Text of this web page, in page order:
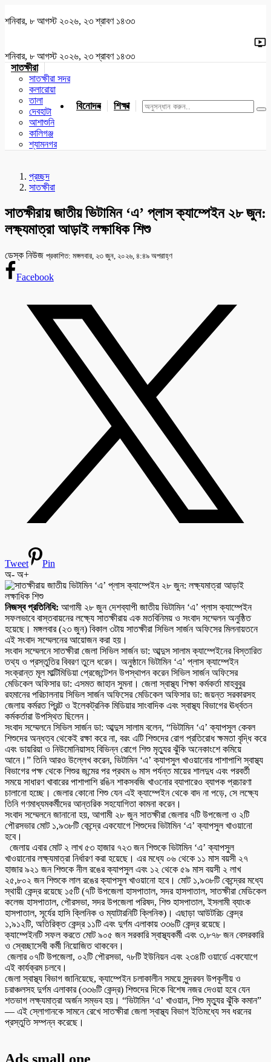
শনিবার, ৮ আগস্ট ২০২৬, ২৩ শ্রাবণ ১৪৩৩
শনিবার, ৮ আগস্ট ২০২৬, ২৩ শ্রাবণ ১৪৩৩
সাতক্ষীরা
সাতক্ষীরা সদর
কলারোয়া
তালা
দেবহাটা
আশাশুনি
কালিগঞ্জ
শ্যামনগর
বিনোদন শিক্ষা খেলাধুলা জাতীয় যশোর
প্রচ্ছদ
সাতক্ষীরা
সাতক্ষীরায় জাতীয় ভিটামিন ‘এ’ প্লাস ক্যাম্পেইন ২৮ জুন:
লক্ষ্যমাত্রা আড়াই লক্ষাধিক শিশু
ডেস্ক নিউজ প্রকাশিত: মঙ্গলবার, ২৩ জুন, ২০২৬, ৪:৪৯ অপরাহ্ণ
Facebook
Tweet
Pin
অ- অ+
নিজস্ব প্রতিনিধি: আগামী ২৮ জুন দেশব্যাপী জাতীয় ভিটামিন ‘এ’ প্লাস ক্যাম্পেইন
সফলভাবে বাস্তবায়নের লক্ষ্যে সাতক্ষীরায় এক মতবিনিময় ও সংবাদ সম্মেলন অনুষ্ঠিত
হয়েছে। মঙ্গলবার (২৩ জুন) বিকাল ৩টায় সাতক্ষীরা সিভিল সার্জন অফিসের মিলনায়তনে
এই সংবাদ সম্মেলনের আয়োজন করা হয়।
সংবাদ সম্মেলনে সাতক্ষীরা জেলা সিভিল সার্জন ডা: আব্দুস সালাম ক্যাম্পেইনের বিস্তারিত
তথ্য ও প্রস্তুতির বিবরণ তুলে ধরেন। অনুষ্ঠানে ভিটামিন ‘এ’ প্লাস ক্যাম্পেইন
সংক্রান্ত মূল মাল্টিমিডিয়া প্রেজেন্টেশন উপস্থাপন করেন সিভিল সার্জন অফিসের
মেডিকেল অফিসার ডা: এসমত জাহান সুমনা। জেলা স্বাস্থ্য শিক্ষা কর্মকর্তা মাহবুবুর
রহমানের পরিচালনায় সিভিল সার্জন অফিসের মেডিকেল অফিসার ডা: জয়ন্ত সরকারসহ
জেলায় কর্মরত প্রিন্ট ও ইলেকট্রনিক মিডিয়ার সাংবাদিক এবং স্বাস্থ্য বিভাগের ঊর্ধ্বতন
কর্মকর্তারা উপস্থিত ছিলেন।
সংবাদ সম্মেলনে সিভিল সার্জন ডা: আব্দুস সালাম বলেন, “ভিটামিন ‘এ’ ক্যাপসুল কেবল
শিশুদের অন্ধত্ব থেকেই রক্ষা করে না, বরং এটি শিশুদের রোগ প্রতিরোধ ক্ষমতা বৃদ্ধি করে
এবং ডায়রিয়া ও নিউমোনিয়াসহ বিভিন্ন রোগে শিশু মৃত্যুর ঝুঁকি অনেকাংশে কমিয়ে
আনে।” তিনি আরও উল্লেখ করেন, ভিটামিন ‘এ’ ক্যাপসুল খাওয়ানোর পাশাপাশি স্বাস্থ্য
বিভাগের পক্ষ থেকে শিশুর জন্মের পর প্রথম ৬ মাস পর্যন্ত মায়ের শালদুধ এবং পরবর্তী
সময়ে সাধারণ খাবারের পাশাপাশি রঙিন শাকসবজি খাওনোর ব্যাপারেও ব্যাপক প্রচারণা
চালানো হচ্ছে। জেলার কোনো শিশু যেন এই ক্যাম্পেইন থেকে বাদ না পড়ে, সে লক্ষ্যে
তিনি গণমাধ্যমকর্মীদের আন্তরিক সহযোগিতা কামনা করেন।
সংবাদ সম্মেলনে জানানো হয়, আগামী ২৮ জুন সাতক্ষীরা জেলার ৭টি উপজেলা ও ২টি
পৌরসভার মোট ১,৯৩৮টি কেন্দ্রে একযোগে শিশুদের ভিটামিন ‘এ’ ক্যাপসুল খাওয়ানো
হবে।
জেলায় এবার মোট ২ লাখ ৫৩ হাজার ৭২৩ জন শিশুকে ভিটামিন ‘এ’ ক্যাপসুল
খাওয়ানোর লক্ষ্যমাত্রা নির্ধারণ করা হয়েছে। এর মধ্যে ০৬ থেকে ১১ মাস বয়সী ২৭
হাজার ৯২১ জন শিশুকে নীল রঙের ক্যাপসুল এবং ১২ থেকে ৫৯ মাস বয়সী ২ লাখ
২৫,৮০২ জন শিশুকে লাল রঙের ক্যাপসুল খাওয়ানো হবে। মোট ১,৯৩৮টি কেন্দ্রের মধ্যে
স্থায়ী কেন্দ্র রয়েছে ১৫টি (৭টি উপজেলা হাসপাতাল, সদর হাসপাতাল, সাতক্ষীরা মেডিকেল
কলেজ হাসপাতাল, পৌরসভা, সদর উপজেলা পরিষদ, শিশু হাসপাতাল, ইসলামী ব্যাংক
হাসপাতাল, সূর্যের হাসি ক্লিনিক ও ম্যাটারনিটি ক্লিনিক)। এছাড়া আউটরিচ কেন্দ্র
১,৯১২টি, অতিরিক্ত কেন্দ্র ১১টি এবং দুর্গম এলাকায় ৩৩৬টি কেন্দ্র রয়েছে।
ক্যাম্পেইনটি সফল করতে মোট ৯০৫ জন সরকারি স্বাস্থ্যকর্মী এবং ৩,৮৭৮ জন বেসরকারি
ও স্বেচ্ছাসেবী কর্মী নিয়োজিত থাকবেন।
জেলার ০৭টি উপজেলা, ০২টি পৌরসভা, ৭৮টি ইউনিয়ন এবং ২৩৪টি ওয়ার্ডে একযোগে
এই কার্যক্রম চলবে।
জেলা স্বাস্থ্য বিভাগ জানিয়েছে, ক্যাম্পেইন চলাকালীন সময়ে সুন্দরবন উপকূলীয় ও
চরাঞ্চলসহ দুর্গম এলাকার (৩৩৬টি কেন্দ্র) শিশুদের দিকে বিশেষ নজর দেওয়া হবে যেন
শতভাগ লক্ষ্যমাত্রা অর্জন সম্ভব হয়। “ভিটামিন ‘এ’ খাওয়ান, শিশু মৃত্যুর ঝুঁকি কমান”
— এই স্লোগানকে সামনে রেখে সাতক্ষীরা জেলা স্বাস্থ্য বিভাগ ইতিমধ্যে সব ধরনের
প্রস্তুতি সম্পন্ন করেছে।
Ads small one